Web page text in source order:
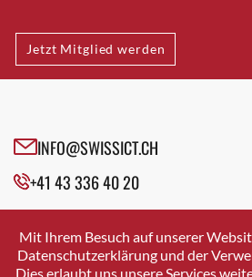
Bäretswil
Bülach
Cazis
Crissier
Davos Platz
Dierikon
Dietikon
Jetzt Mitglied werden
INFO@SWISSICT.CH
+41 43 336 40 20
SWISSICT
VULKANSTRASSE 120
8048 ZURICH
Mit Ihrem Besuch auf unserer
Datenschutzerklärung und der
Dies erlaubt uns unsere Services